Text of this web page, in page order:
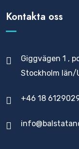
Kontakta oss
Giggvägen 1 ,
Stockholm län/
+46 18